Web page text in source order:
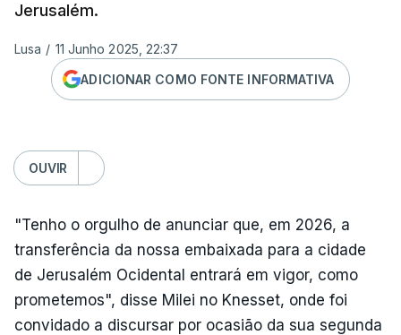
Jerusalém.
Lusa / 11 Junho 2025, 22:37
ADICIONAR COMO FONTE INFORMATIVA
OUVIR
"Tenho o orgulho de anunciar que, em 2026, a
transferência da nossa embaixada para a cidade
de Jerusalém Ocidental entrará em vigor, como
prometemos", disse Milei no Knesset, onde foi
convidado a discursar por ocasião da sua segunda